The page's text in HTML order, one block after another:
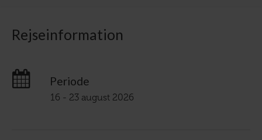
Rejseinformation
Periode
16 - 23 august 2026